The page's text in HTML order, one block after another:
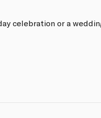
celebration or a